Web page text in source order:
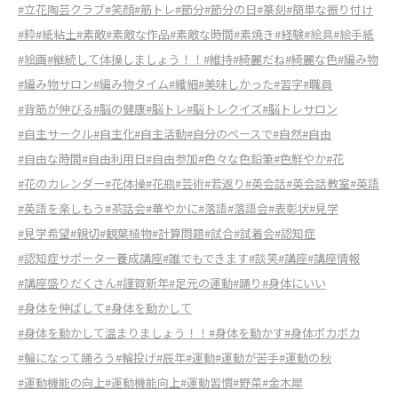
#立花陶芸クラブ#笑顔#筋トレ#節分#節分の日#篆刻#簡単な振り付け
#粋#紙粘土#素敵#素敵な作品#素敵な時間#素焼き#経験#絵具#絵手紙
#絵画#継続して体操しましょう！！ #維持#綺麗だね#綺麗な色#編み物
#編み物サロン#編み物タイム#繊細#美味しかった#習字#職員
#背筋が伸びる#脳の健康#脳トレ#脳トレクイズ#脳トレサロン
#自主サークル#自主化#自主活動#自分のペースで#自然#自由
#自由な時間#自由利用日#自由参加#色々な色鉛筆#色鮮やか#花
#花のカレンダー#花体操#花瓶#芸術#若返り#英会話#英会話教室#英語
#英語を楽しもう#茶話会#華やかに#落語#落語会#表彰状#見学
#見学希望#親切#観葉植物#計算問題#試合#試着会#認知症
#認知症サポーター養成講座#誰でもできます#談笑#講座#講座情報
#講座盛りだくさん#謹賀新年#足元の運動#踊り#身体にいい
#身体を伸ばして#身体を動かして
#身体を動かして温まりましょう！！ #身体を動かす#身体ポカポカ
#輪になって踊ろう#輪投げ#辰年#運動#運動が苦手#運動の秋
#運動機能の向上#運動機能向上#運動習慣#野菜#金木犀